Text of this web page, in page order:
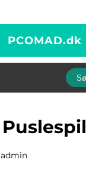
PCOMAD.dk
puslespil
admin